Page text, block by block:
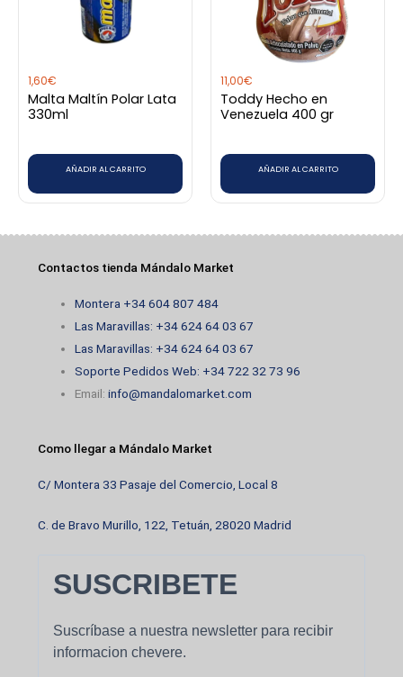
1,60€
Malta Maltín Polar Lata
330ml
AÑADIR AL CARRITO
11,00€
Toddy Hecho en
Venezuela 400 gr
AÑADIR AL CARRITO
Contactos tienda Mándalo Market
Montera +34 604 807 484
Las Maravillas: +34 624 64 03 67
Las Maravillas: +34 624 64 03 67
Soporte Pedidos Web: +34 722 32 73 96
Email:info@mandalomarket.com
Como llegar a Mándalo Market
C/ Montera 33 Pasaje del Comercio, Local 8
C. de Bravo Murillo, 122, Tetuán, 28020 Madrid
SUSCRIBETE
Suscríbase a nuestra newsletter para recibir
informacion chevere.